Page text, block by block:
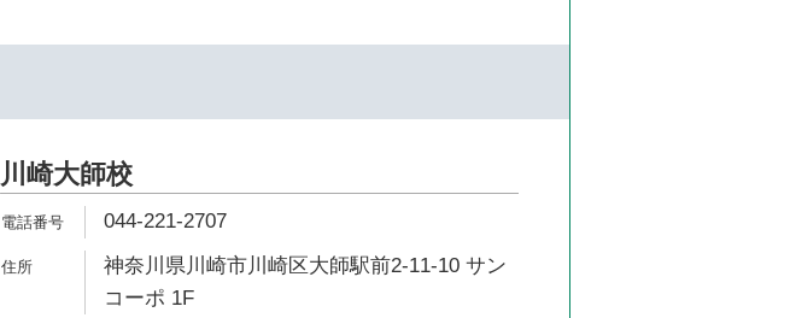
川崎大師校
044-221-2707
神奈川県川崎市川崎区大師駅前2-11-10 サン
コーポ 1F